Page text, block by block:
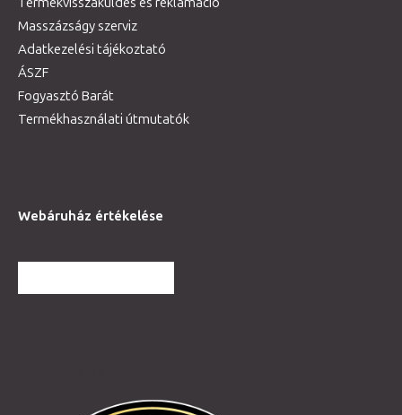
Masszázságy szerviz
Adatkezelési tájékoztató
ÁSZF
Fogyasztó Barát
Termékhasználati útmutatók
Webáruház értékelése